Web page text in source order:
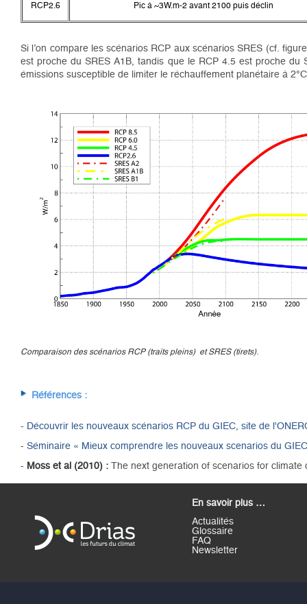
RCP2.6 Pic à ~3W.m-2 avant 2100 puis déclin
Si l’on compare les scénarios RCP aux scénarios SRES (cf.
est proche du SRES A1B, tandis que le RCP 4.5 est proche
émissions susceptible de limiter le réchauffement planétaire à
Comparaison des scénarios RCP (traits pleins) et SRES (tirets).
Références :
- Découvrir les nouveaux scénarios RCP du GIEC, site de
- Séminaire « Mieux comprendre les nouveaux scenarios du
- Moss et al (2010) : The next generation of scenarios for
En savoir plus …
Actualités
Glossaire
FAQ
Newsletter